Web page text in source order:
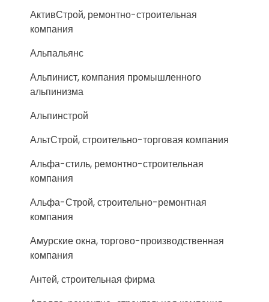
АктивСтрой, ремонтно-строительная
компания
Альпальянс
Альпинист, компания промышленного
альпинизма
Альпинстрой
АльтСтрой, строительно-торговая компания
Альфа-стиль, ремонтно-строительная
компания
Альфа-Строй, строительно-ремонтная
компания
Амурские окна, торгово-производственная
компания
Антей, строительная фирма